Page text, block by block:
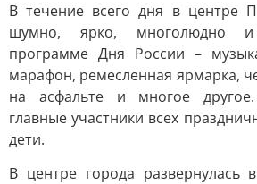
В течение всего дня в центре
шумно, ярко, многолюдно
программе Дня России –
марафон, ремесленная ярмарка,
на асфальте и многое
главные участники всех
дети.
В центре города развернулась